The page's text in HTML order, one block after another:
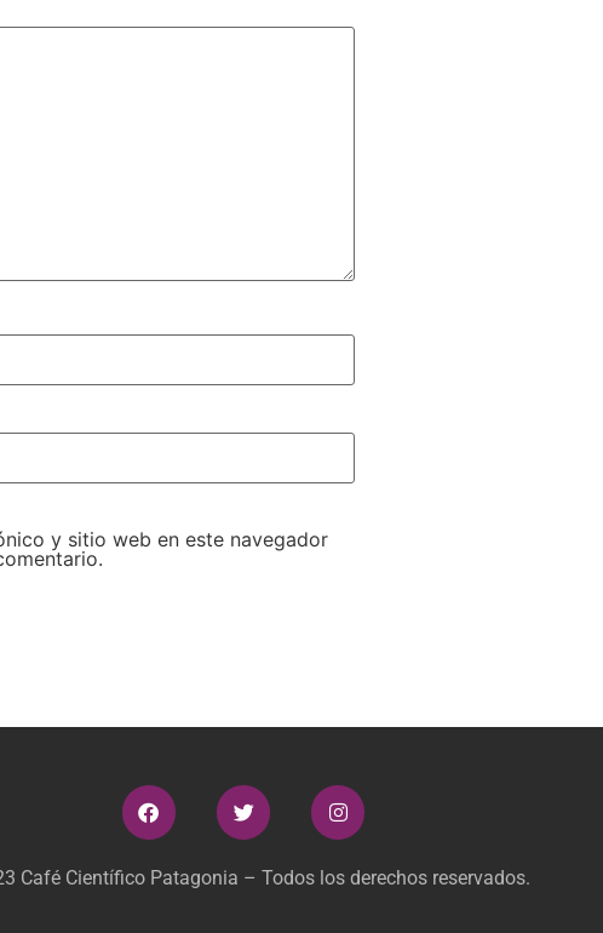
y sitio web en este navegador
Café Científico Patagonia – Todos los derechos reservados.